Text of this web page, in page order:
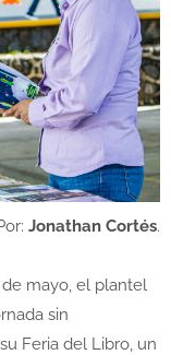
Jonathan Cortés.
de mayo, el plantel
sin
Feria del Libro, un